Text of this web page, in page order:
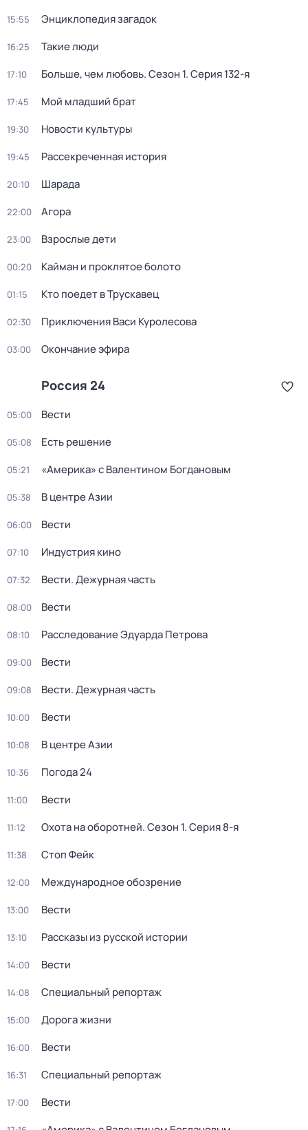
15:55 Энциклопедия загадок
16:25 Такие люди
17:10 Больше, чем любовь. Сезон 1. Серия 132-я
17:45 Мой младший брат
19:30 Новости культуры
19:45 Рассекреченная история
20:10 Шарада
22:00 Агора
23:00 Взрослые дети
00:20 Кайман и проклятое болото
01:15 Кто поедет в Трускавец
02:30 Приключения Васи Куролесова
03:00 Окончание эфира
Россия 24
05:00 Вести
05:08 Есть решение
05:21 «Америка» с Валентином Богдановым
05:38 В центре Азии
06:00 Вести
07:10 Индустрия кино
07:32 Вести. Дежурная часть
08:00 Вести
08:10 Расследование Эдуарда Петрова
09:00 Вести
09:08 Вести. Дежурная часть
10:00 Вести
10:08 В центре Азии
10:36 Погода 24
11:00 Вести
11:12 Охота на оборотней. Сезон 1. Серия 8-я
11:38 Стоп Фейк
12:00 Международное обозрение
13:00 Вести
13:10 Рассказы из русской истории
14:00 Вести
14:08 Специальный репортаж
15:00 Дорога жизни
16:00 Вести
16:31 Специальный репортаж
17:00 Вести